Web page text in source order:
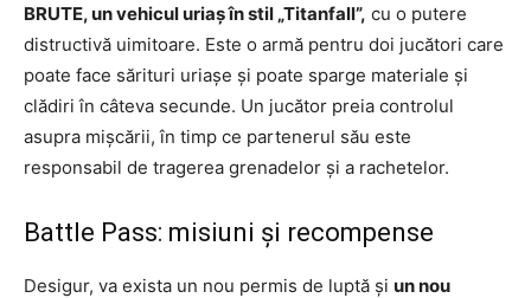
BRUTE, un vehicul uriaș în stil „Titanfall”, cu o putere
distructivă uimitoare. Este o armă pentru doi jucători care
poate face sărituri uriașe și poate sparge materiale și
clădiri în câteva secunde. Un jucător preia controlul
asupra mișcării, în timp ce partenerul său este
responsabil de tragerea grenadelor și a rachetelor.
Battle Pass: misiuni și recompense
Desigur, va exista un nou permis de luptă și un nou